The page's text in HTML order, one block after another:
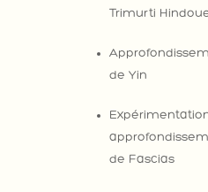
Trimurti
de Yin
de Fascias